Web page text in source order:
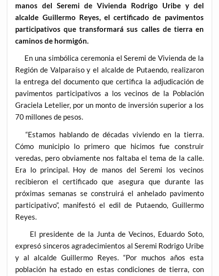
manos del Seremi de Vivienda Rodrigo Uribe y del
alcalde Guillermo Reyes, el certificado de pavimentos
participativos que transformará sus calles de tierra en
caminos de hormigón.
En una simbólica ceremonia el Seremi de Vivienda de la
Región de Valparaíso y el alcalde de Putaendo, realizaron
la entrega del documento que certifica la adjudicación de
pavimentos participativos a los vecinos de la Población
Graciela Letelier, por un monto de inversión superior a los
70 millones de pesos.
“Estamos hablando de décadas viviendo en la tierra.
Cómo municipio lo primero que hicimos fue construir
veredas, pero obviamente nos faltaba el tema de la calle.
Era lo principal. Hoy de manos del Seremi los vecinos
recibieron el certificado que asegura que durante las
próximas semanas se construirá el anhelado pavimento
participativo”, manifestó el edil de Putaendo, Guillermo
Reyes.
El presidente de la Junta de Vecinos, Eduardo Soto,
expresó sinceros agradecimientos al Seremi Rodrigo Uribe
y al alcalde Guillermo Reyes. “Por muchos años esta
población ha estado en estas condiciones de tierra, con